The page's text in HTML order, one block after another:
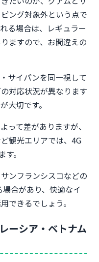
ング対象外という点で
る場合は、レギュラー
ますので、お間違えの
サイパンを同一視して
対応状況が異なります
大切です。
って差がありますが、
観光エリアでは、4G
。
ンフランシスコなどの
合があり、快適なイ
できるでしょう。
ーシア・ベトナム